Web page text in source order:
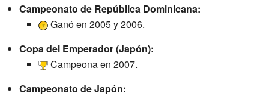
Campeonato de República Dominicana:
Ganó en 2005 y 2006.
Copa del Emperador (Japón):
Campeona en 2007.
Campeonato de Japón: